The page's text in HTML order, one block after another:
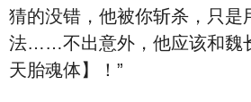
猜的没错，他被你斩杀，只是
法……不出意外，他应该和魏
天胎魂体】！”